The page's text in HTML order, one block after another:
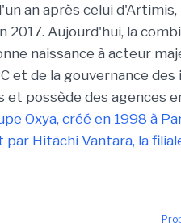
an après celui
Aujourd'hui, la
naissance à acteur
et de la gouvernance
possède des agences
Oxya, créé en 1998 à
Hitachi Vantara, la